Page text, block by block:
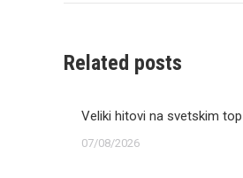
Related posts
Veliki hitovi na svetskim
07/08/2026